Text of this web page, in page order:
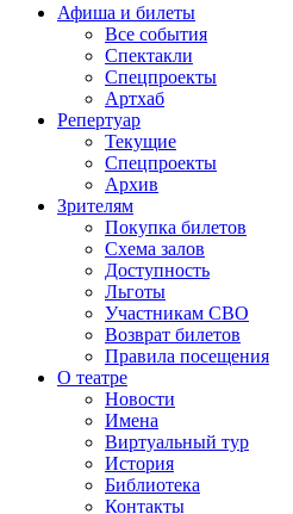
Афиша и билеты
Все события
Спектакли
Спецпроекты
Артхаб
Репертуар
Текущие
Спецпроекты
Архив
Зрителям
Покупка билетов
Схема залов
Доступность
Льготы
Участникам СВО
Возврат билетов
Правила посещения
О театре
Новости
Имена
Виртуальный тур
История
Библиотека
Контакты